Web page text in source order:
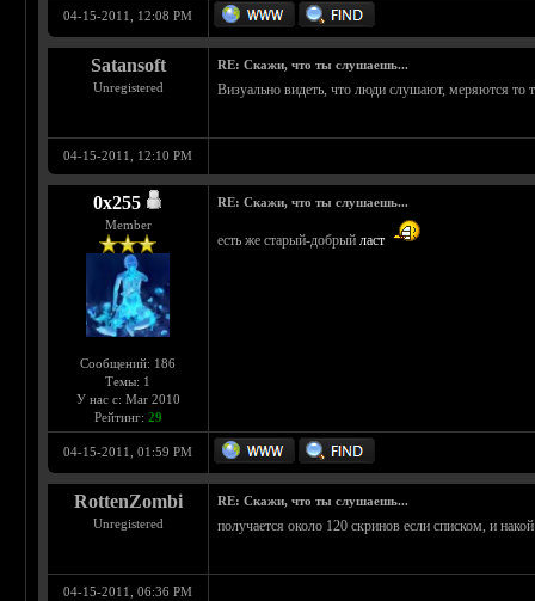
04-15-2011, 12:08 PM
Satansoft
Unregistered
RE: Скажи, что ты слушаешь...
Визуально видеть, что люди слушают, меряются то
04-15-2011, 12:10 PM
0х255
Member
Сообщений: 186
Темы: 1
У нас с: Mar 2010
Рейтинг: 29
RE: Скажи, что ты слушаешь...
есть же старый-добрыйласт
04-15-2011, 01:59 PM
RottenZombi
Unregistered
RE: Скажи, что ты слушаешь...
получается около 120 скринов если списком, и
04-15-2011, 06:36 PM